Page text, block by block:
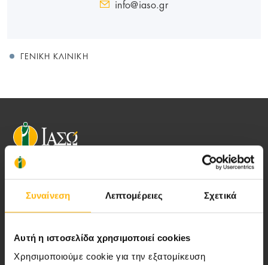
Συναίνεση Λεπτομέρειες Σχετικά
Αυτή η ιστοσελίδα χρησιμοποιεί cookies
Χρησιμοποιούμε cookie για την εξατομίκευση
info@iaso.gr
ΓΕΝΙΚΉ ΚΛΙΝΙΚΉ
ποιότητας ολοκληρωμένες υπηρεσίες